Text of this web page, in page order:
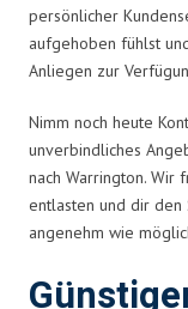
persönlicher
aufgehoben fühlst
Anliegen zur
Nimm noch heute
unverbindliches
nach Warrington. Wir
entlasten und dir den
angenehm wie